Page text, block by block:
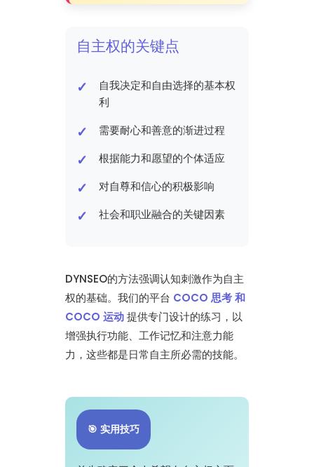
自主权的关键点
自我决定和自由选择的基本权
利
需要耐心和善意的渐进过程
根据能力和愿望的个体适应
对自尊和信心的积极影响
社会和职业融合的关键因素
DYNSEO的方法强调认知刺激作为自主
权的基础。我们的平台 COCO 思考 和
COCO 运动提供专门设计的练习，以
增强执行功能、工作记忆和注意力能
力，这些都是日常自主所必需的技能。
🎯 实用技巧